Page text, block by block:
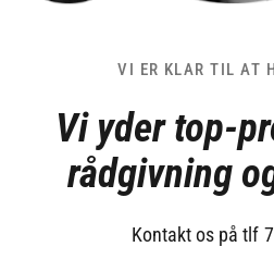
VI ER KLAR TIL AT
Vi yder top-
rådgivning
Kontakt os på tlf